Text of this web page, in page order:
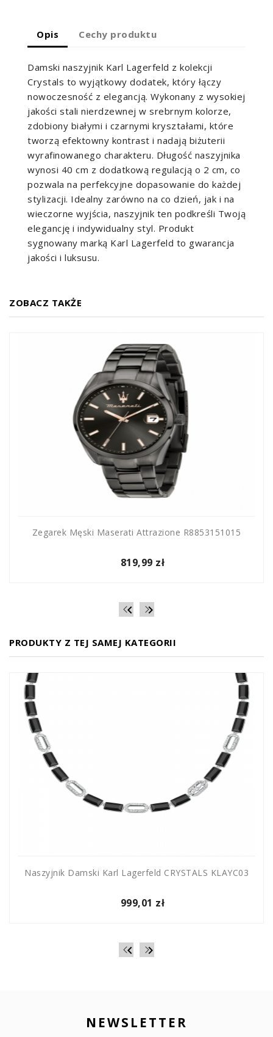
Opis Cechy produktu
Damski naszyjnik Karl Lagerfeld z kolekcji
Crystals to wyjątkowy dodatek, który łączy
nowoczesność z elegancją. Wykonany z wysokiej
jakości stali nierdzewnej w srebrnym kolorze,
zdobiony białymi i czarnymi kryształami, które
tworzą efektowny kontrast i nadają biżuterii
wyrafinowanego charakteru. Długość naszyjnika
wynosi 40 cm z dodatkową regulacją o 2 cm, co
pozwala na perfekcyjne dopasowanie do każdej
stylizacji. Idealny zarówno na co dzień, jak i na
wieczorne wyjścia, naszyjnik ten podkreśli Twoją
elegancję i indywidualny styl. Produkt
sygnowany marką Karl Lagerfeld to gwarancja
jakości i luksusu.
ZOBACZ TAKŻE

Zegarek Męski Maserati Attrazione R8853151015
819,99 zł

PRODUKTY Z TEJ SAMEJ KATEGORII

Naszyjnik Damski Karl Lagerfeld CRYSTALS KLAYC03
999,01 zł

NEWSLETTER